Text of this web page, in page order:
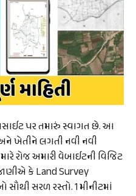
પર તમારું સ્વાગત છે. આ
ખેતીને લગતી નવી નવી
રોજ અમારી વેબાઈટની વિજિટ
કે Land Survey
સૌથી સરળ રસ્તો. 1 મીનીટમાં